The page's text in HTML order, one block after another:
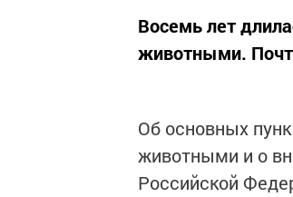
Восемь лет
животными.
Об основных
животными и о
Российской